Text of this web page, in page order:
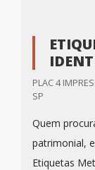
PLAC 4
SP
Quem
patrimonial,
Etiquetas